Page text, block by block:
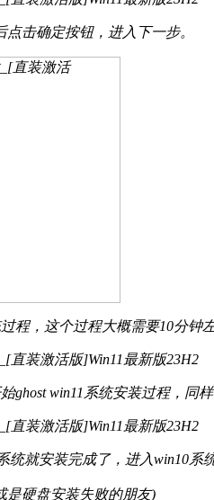
击确定按钮，进入下一步。
程，这个过程大概需要10分钟
ghost win11系统安装过程，同
统就安装完成了，进入win10系
是硬盘安装失败的朋友)